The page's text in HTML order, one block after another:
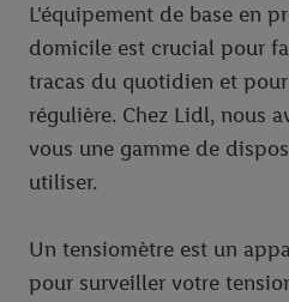
L'équipement de base en
domicile est crucial pour
tracas du quotidien et
régulière. Chez Lidl, nous
vous une gamme de
utiliser.
Un tensiomètre est un
pour surveiller votre